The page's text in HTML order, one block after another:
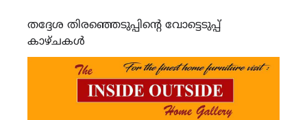
തദ്ദേശ തിരഞ്ഞെടുപ്പിന്റെ വോട്ടെടുപ്പ്
കാഴ്ചകൾ